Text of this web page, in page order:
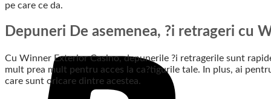
pe care ce da.
Depuneri De asemenea, ?i retrageri cu
Cu Winner Exterior Casino, depunerile ?i retragerile sunt
mult prea mult pentru acces la ca?tigurile tale. In plus, ai
care sunt oricare dintre acestea.